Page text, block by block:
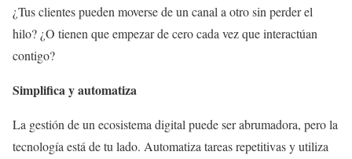
¿Tus clientes pueden moverse de un canal a otro sin perder el
hilo? ¿O tienen que empezar de cero cada vez que interactúan
contigo?
Simplifica y automatiza
La gestión de un ecosistema digital puede ser abrumadora, pero la
tecnología está de tu lado. Automatiza tareas repetitivas y utiliza